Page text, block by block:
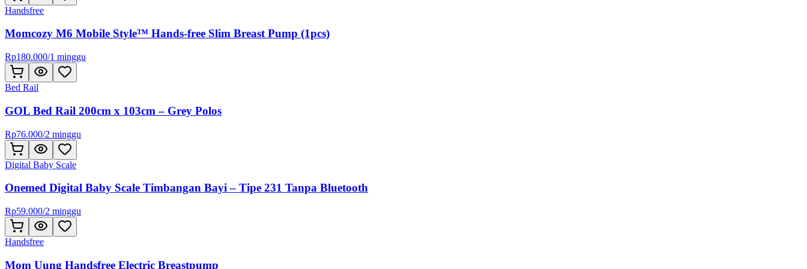
Handsfree
Momcozy M6 Mobile Style™ Hands-free Slim Breast Pump (1pcs)
Rp180.000/1 minggu
Bed Rail
GOL Bed Rail 200cm x 103cm – Grey Polos
Rp76.000/2 minggu
Digital Baby Scale
Onemed Digital Baby Scale Timbangan Bayi – Tipe 231 Tanpa Bluetooth
Rp59.000/2 minggu
Handsfree
Mom Uung Handsfree Electric Breastpump